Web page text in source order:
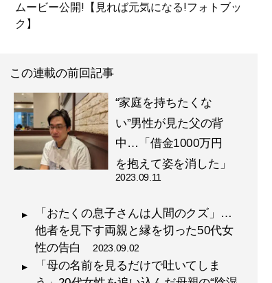
ムービー公開!【見れば元気になる!フォトブッ
ク】
この連載の前回記事
“家庭を持ちたくな
い”男性が見た父の背
中…「借金1000万円
を抱えて姿を消した」
2023.09.11
「おたくの息子さんは人間のクズ」…
他者を見下す両親と縁を切った50代女
性の告白 2023.09.02
「母の名前を見るだけで吐いてしま